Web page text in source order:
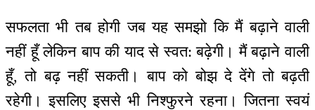
सफलता भी तब होगी जब यह समझो कि मैं बढ़ाने वाली
नहीं हूँ लेकिन बाप की याद से स्वत: बढ़ेगी। मैं बढ़ाने वाली
हूँ, तो बढ़ नहीं सकती। बाप को बोझ दे देंगे तो बढ़ती
रहेगी। इसलिए इससे भी निश्फुरने रहना। जितना स्वयं